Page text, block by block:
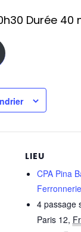
Durée
LIEU
CPA Pina
Ferronnerie
4 passage
Paris 12,